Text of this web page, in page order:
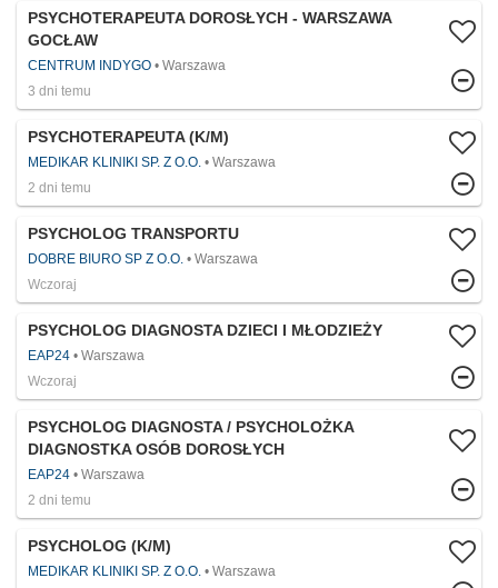
PSYCHOTERAPEUTA DOROSŁYCH - WARSZAWA
GOCŁAW
CENTRUM INDYGO
Warszawa
3 dni temu
PSYCHOTERAPEUTA (K/M)
MEDIKAR KLINIKI SP. Z O.O.
Warszawa
2 dni temu
PSYCHOLOG TRANSPORTU
DOBRE BIURO SP Z O.O.
Warszawa
Wczoraj
PSYCHOLOG DIAGNOSTA DZIECI I MŁODZIEŻY
EAP24
Warszawa
Wczoraj
PSYCHOLOG DIAGNOSTA / PSYCHOLOŻKA
DIAGNOSTKA OSÓB DOROSŁYCH
EAP24
Warszawa
2 dni temu
PSYCHOLOG (K/M)
MEDIKAR KLINIKI SP. Z O.O.
Warszawa